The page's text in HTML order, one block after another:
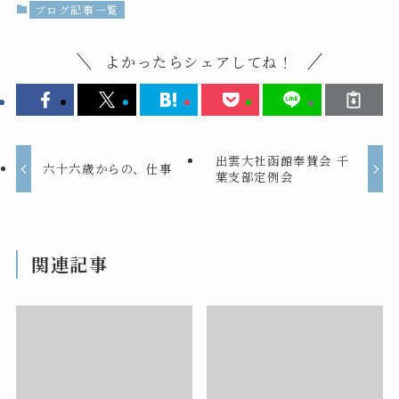
ブログ記事一覧
よかったらシェアしてね！
六十六歳からの、仕事
出雲大社函館奉賛会 千
葉支部定例会
関連記事